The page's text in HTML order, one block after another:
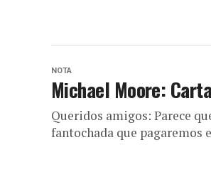
NOTA
Michael Moore:
Queridos amigos: Parece
fantochada que pagaremos